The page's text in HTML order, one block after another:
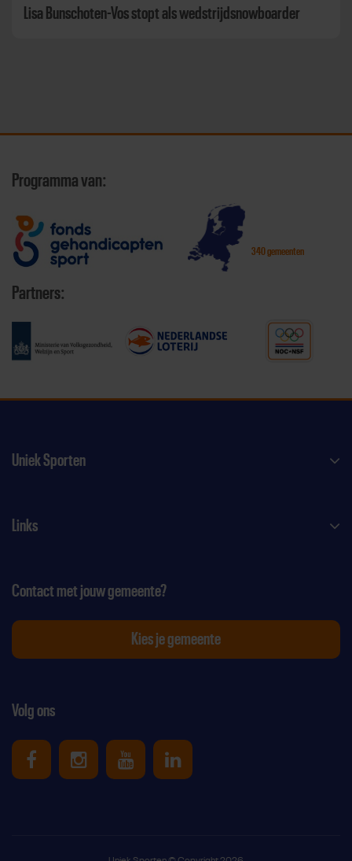
Lisa Bunschoten-Vos stopt als wedstrijdsnowboarder
Programma van:
340 gemeenten
Partners:
Uniek Sporten
Links
Volg ons
Uniek Sporten op Facebook
Uniek Sporten op Instagram
Uniek Sporten op Youtube
Uniek Sporten op
Contact met jouw gemeente?
Kies je gemeente